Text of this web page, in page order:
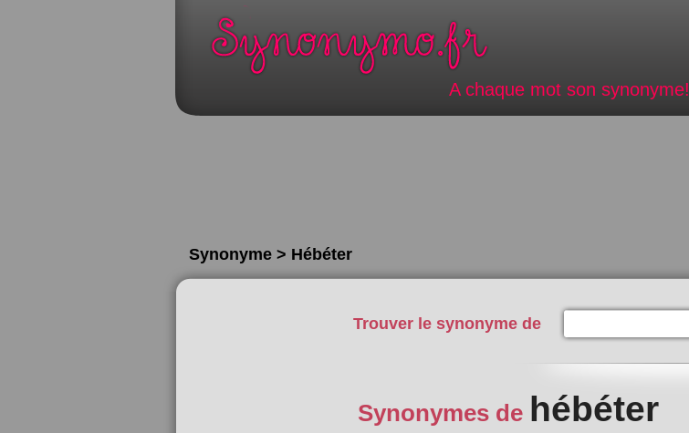
A chaque mot son synonyme!
Synonyme > Hébéter
Trouver le synonyme de
Synonymes de hébéter